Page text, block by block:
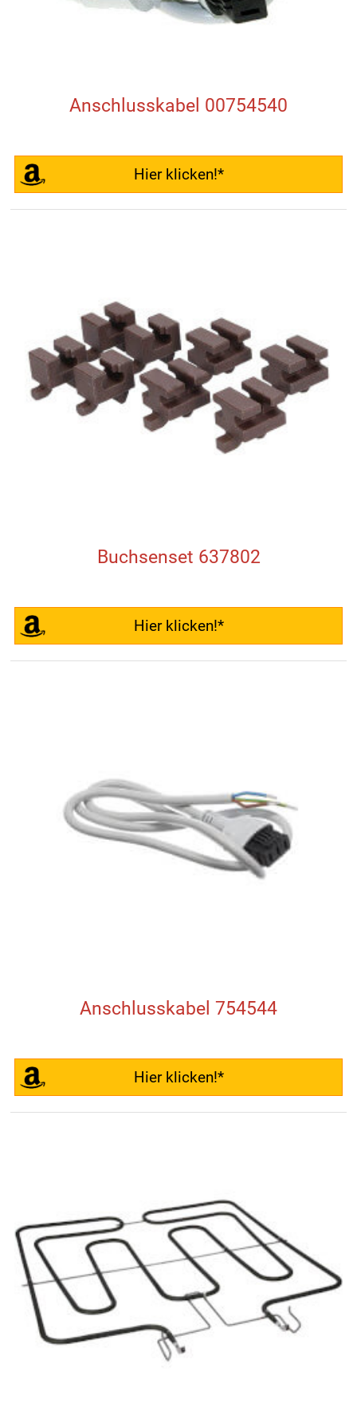
Anschlusskabel 00754540
Hier klicken!*
Buchsenset 637802
Hier klicken!*
Anschlusskabel 754544
Hier klicken!*